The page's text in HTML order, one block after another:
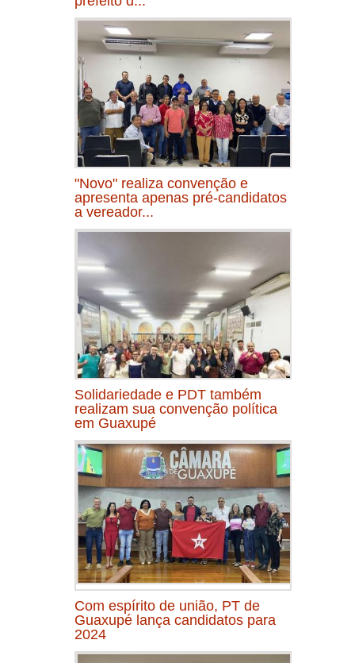
"Novo" realiza convenção e
apresenta apenas pré-candidatos
a vereador...
Solidariedade e PDT também
realizam sua convenção política
em Guaxupé
Com espírito de união, PT de
Guaxupé lança candidatos para
2024